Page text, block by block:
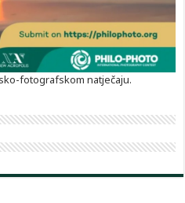
fotografskom natječaju.